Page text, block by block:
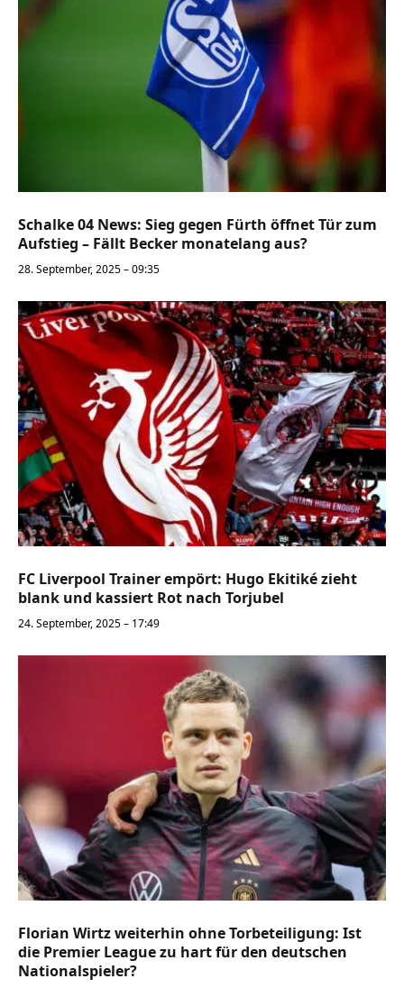
Schalke 04 News: Sieg gegen Fürth öffnet Tür zum
Aufstieg – Fällt Becker monatelang aus?
28. September, 2025 – 09:35
FC Liverpool Trainer empört: Hugo Ekitiké zieht
blank und kassiert Rot nach Torjubel
24. September, 2025 – 17:49
Florian Wirtz weiterhin ohne Torbeteiligung: Ist
die Premier League zu hart für den deutschen
Nationalspieler?